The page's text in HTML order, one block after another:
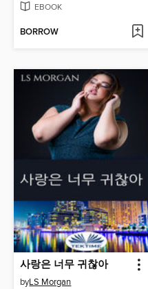
EBOOK
BORROW
사랑은 너무 귀찮아
byLS Morgan